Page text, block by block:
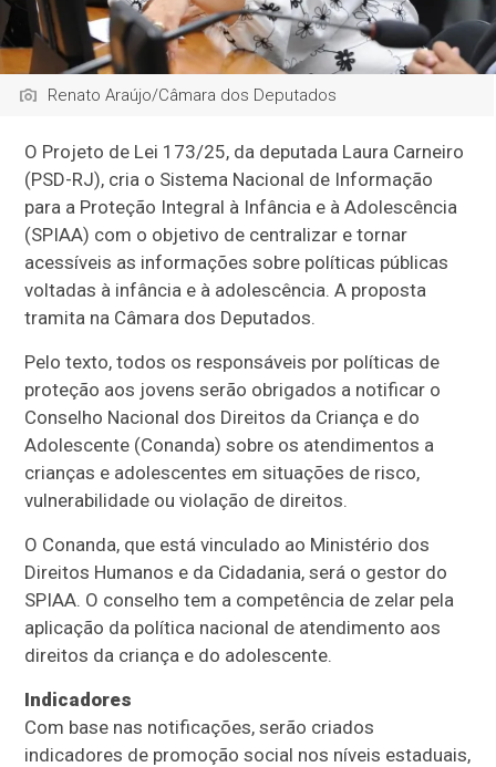
Renato Araújo/Câmara dos Deputados
O Projeto de Lei 173/25, da deputada Laura Carneiro
(PSD-RJ), cria o Sistema Nacional de Informação
para a Proteção Integral à Infância e à Adolescência
(SPIAA) com o objetivo de centralizar e tornar
acessíveis as informações sobre políticas públicas
voltadas à infância e à adolescência. A proposta
tramita na Câmara dos Deputados.
Pelo texto, todos os responsáveis por políticas de
proteção aos jovens serão obrigados a notificar o
Conselho Nacional dos Direitos da Criança e do
Adolescente (Conanda) sobre os atendimentos a
crianças e adolescentes em situações de risco,
vulnerabilidade ou violação de direitos.
O Conanda, que está vinculado ao Ministério dos
Direitos Humanos e da Cidadania, será o gestor do
SPIAA. O conselho tem a competência de zelar pela
aplicação da política nacional de atendimento aos
direitos da criança e do adolescente.
Indicadores
Com base nas notificações, serão criados
indicadores de promoção social nos níveis estaduais,